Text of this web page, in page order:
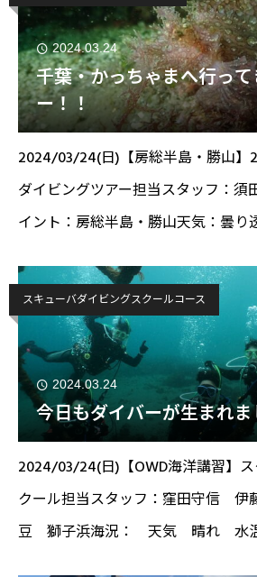
したら波が高かったという本末
2024.03.24
千葉・かっちゃまへ行っ
ー！！
2024/03/24(日)【房総半島・勝山】
ダイビングツアー担当スタッフ：須
イント：房総半島・勝山天気：曇り
は千葉海のかっ
スキューバダイビングスクールコース
2024.03.24
今日もダイバーが生まれま
2024/03/24(日)【OWD海洋講習】
クール担当スタッフ：窪田守信 伊
豆 獅子浜海況： 天気 晴れ 水